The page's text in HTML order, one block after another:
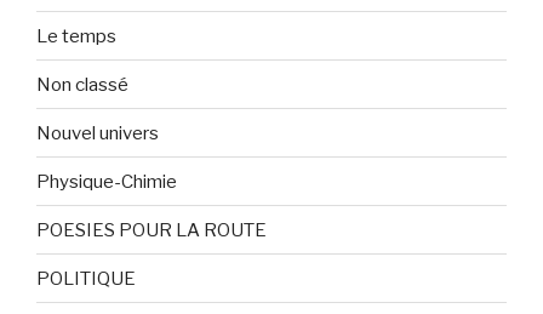
Le temps
Non classé
Nouvel univers
Physique-Chimie
POESIES POUR LA ROUTE
POLITIQUE